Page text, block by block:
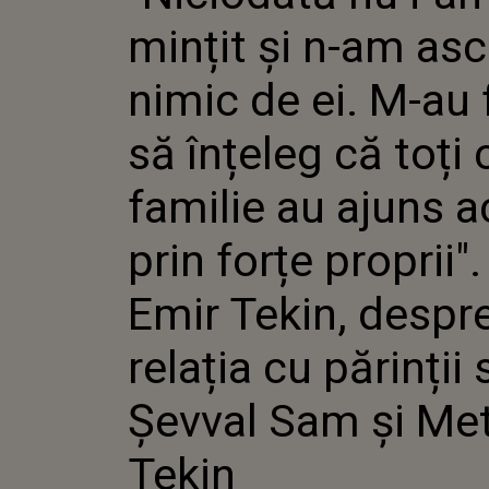
M-AU
DIN
ACOLO
TEKIN,
SĂI,
METIN
mințit și n-am
nimic de ei. M-au
să înțeleg că toți
familie au ajuns
prin forțe proprii".
Emir Tekin,
relația cu părinții
Şevval Sam și
Tekin